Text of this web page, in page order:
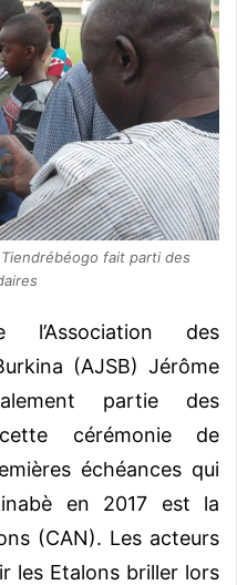
Tiendrébéogo fait parti des
l’Association des
(AJSB) Jérôme
partie des
cérémonie de
échéances qui
en 2017 est la
(CAN). Les acteurs
les Etalons briller lors